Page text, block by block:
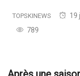
TOPSKINEWS 19
789